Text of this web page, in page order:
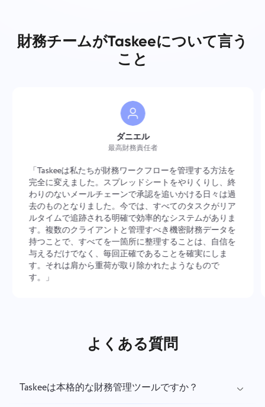
財務チームがTaskeeについて言う
こと
ダニエル
最高財務責任者
「Taskeeは私たちが財務ワークフローを管理する方法を
完全に変えました。スプレッドシートをやりくりし、終
わりのないメールチェーンで承認を追いかける日々は過
去のものとなりました。今では、すべてのタスクがリア
ルタイムで追跡される明確で効率的なシステムがありま
す。複数のクライアントと管理すべき機密財務データを
持つことで、すべてを一箇所に整理することは、自信を
与えるだけでなく、毎回正確であることを確実にしま
す。それは肩から重荷が取り除かれたようなもので
す。」
よくある質問
Taskeeは本格的な財務管理ツールですか？